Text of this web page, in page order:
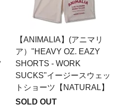
【ANIMALIA】(アニマリ
ア）"HEAVY OZ. EAZY
SHORTS - WORK
SUCKS"イージースウェッ
トショーツ【NATURAL】
SOLD OUT